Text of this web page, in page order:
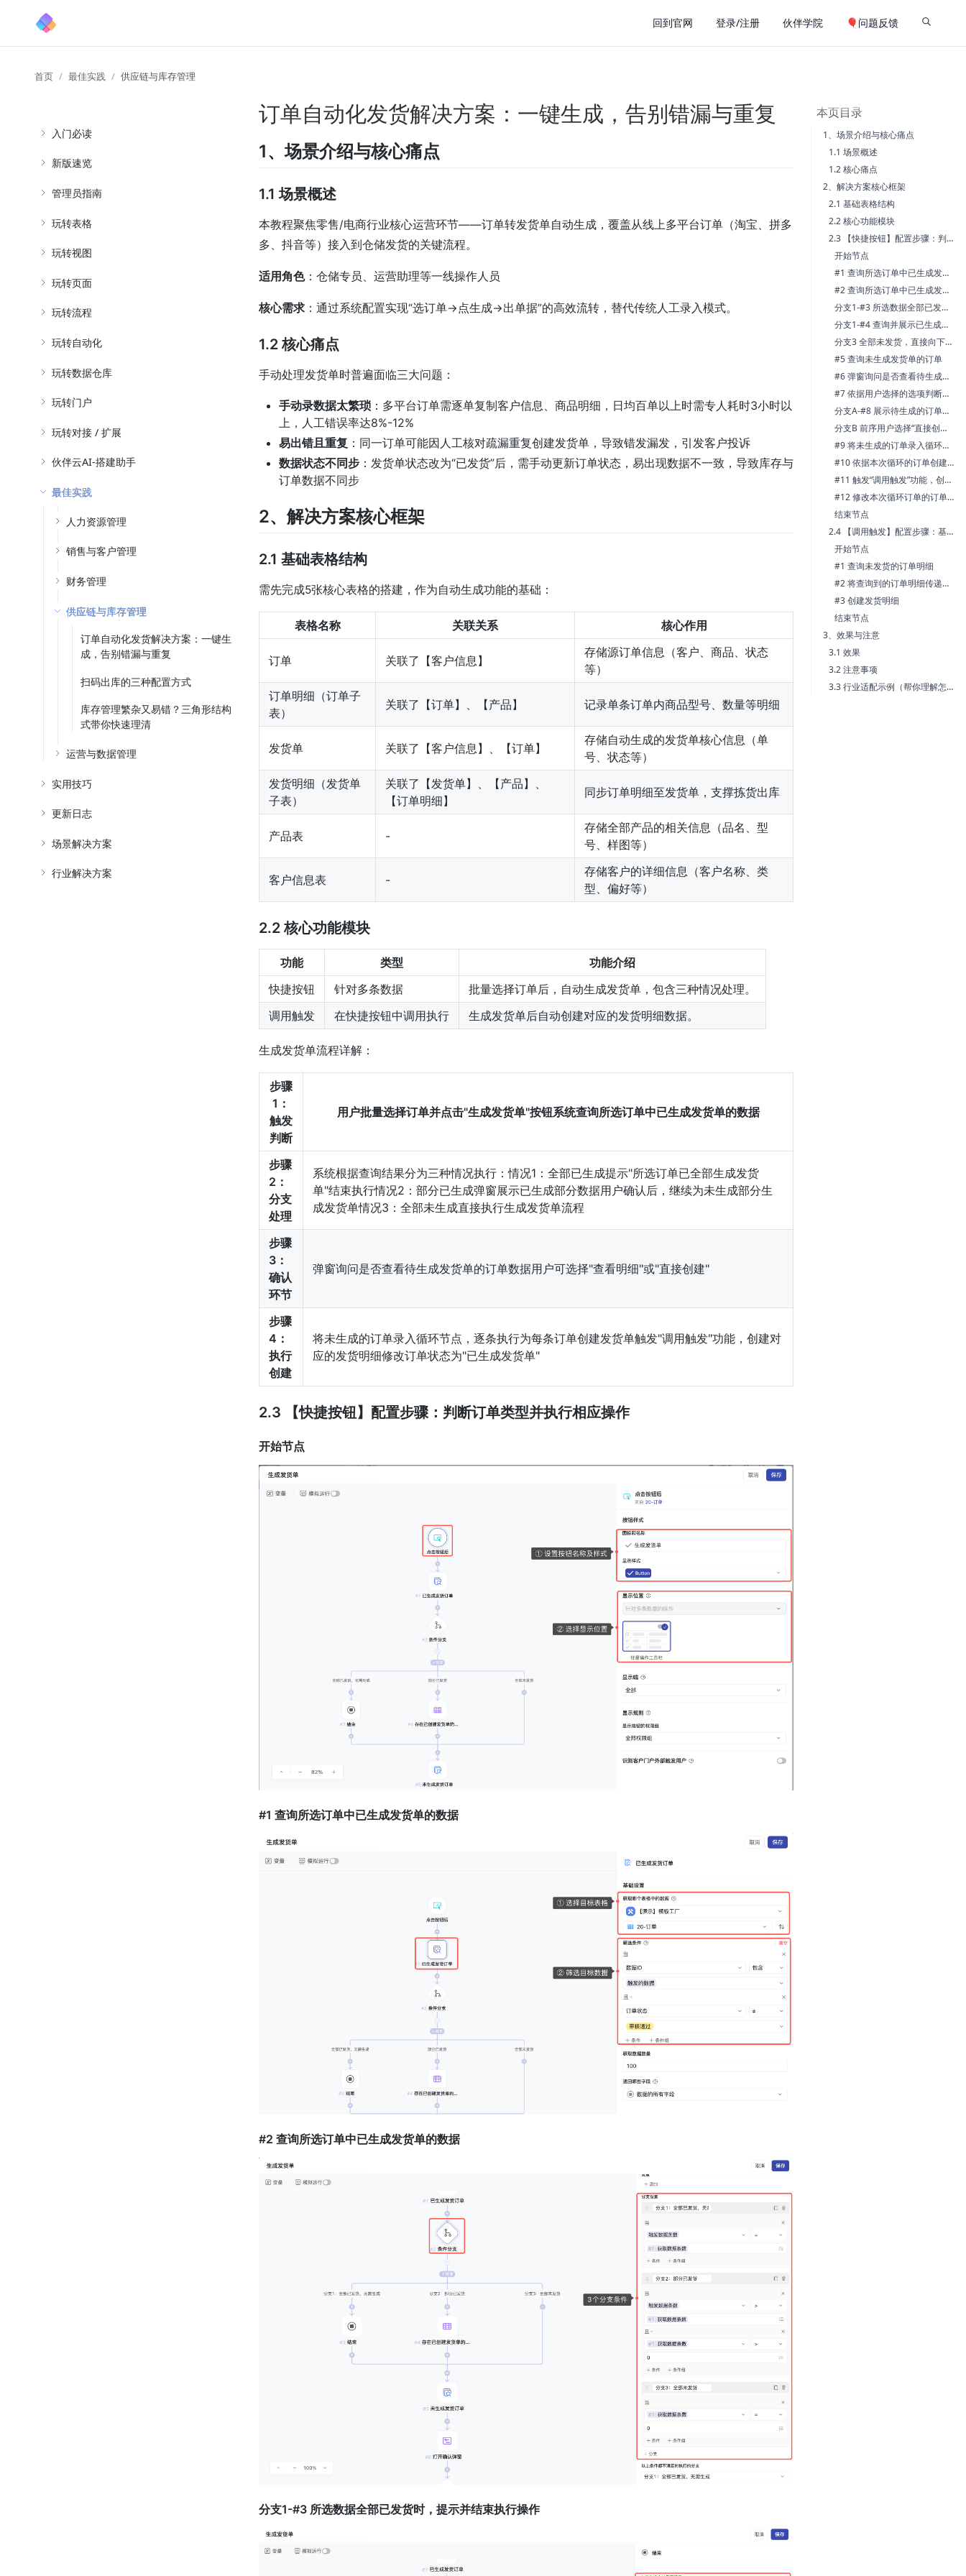
回到官网 登录/注册 伙伴学院 🎈问题反馈
首页 最佳实践 供应链与库存管理
入门必读
新版速览
管理员指南
玩转表格
玩转视图
玩转页面
玩转流程
玩转自动化
玩转数据仓库
玩转门户
玩转对接 / 扩展
伙伴云AI-搭建助手
最佳实践
人力资源管理
销售与客户管理
财务管理
供应链与库存管理
订单自动化发货解决方案：一键生
成，告别错漏与重复
扫码出库的三种配置方式
库存管理繁杂又易错？三角形结构
式带你快速理清
运营与数据管理
实用技巧
更新日志
场景解决方案
行业解决方案
订单自动化发货解决方案：一键生成，告别错漏与重复
1、场景介绍与核心痛点
1.1 场景概述
本教程聚焦零售/电商行业核心运营环节——订单转发货单自动生成，覆盖从线上多平台订单（淘宝、拼多
多、抖音等）接入到仓储发货的关键流程。
适用角色：仓储专员、运营助理等一线操作人员
核心需求 ：通过系统配置实现“选订单→点生成→出单据”的高效流转，替代传统人工录入模式。
1.2 核心痛点
手动处理发货单时普遍面临三大问题：
手动录数据太繁琐 ：多平台订单需逐单复制客户信息、商品明细，日均百单以上时需专人耗时3小时以
上，人工错误率达8%-12%
易出错且重复 ：同一订单可能因人工核对疏漏重复创建发货单，导致错发漏发，引发客户投诉
数据状态不同步 ：发货单状态改为“已发货”后，需手动更新订单状态，易出现数据不一致，导致库存与
订单数据不同步
2、解决方案核心框架
2.1 基础表格结构
需先完成5张核心表格的搭建，作为自动生成功能的基础：
表格名称 关联关系 核心作用
订单 关联了【客户信息】
存储源订单信息（客户、商品、状态
等）
订单明细（订单子
表）
关联了【订单】、【产品】 记录单条订单内商品型号、数量等明细
发货单 关联了【客户信息】、【订单】
存储自动生成的发货单核心信息（单
号、状态等）
发货明细（发货单
子表）
关联了【发货单】、【产品】、
【订单明细】
同步订单明细至发货单，支撑拣货出库
产品表 -
存储全部产品的相关信息（品名、型
号、样图等）
客户信息表 -
存储客户的详细信息（客户名称、类
型、偏好等）
2.2 核心功能模块
功能 类型
功能介绍
快捷按钮
针对多条数据
批量选择订单后，自动生成发货单，包含三种情况处理。
调用触发
在快捷按钮中调用执行 生成发货单后自动创建对应的发货明细数据。
生成发货单流程详解：
步骤
1：
触发
判断
用户批量选择订单并点击"生成发货单"按钮系统查询所选订单中已生成发货单的数据
步骤
2：
分支
处理
系统根据查询结果分为三种情况执行：情况1：全部已生成提示"所选订单已全部生成发货
单"结束执行情况2：部分已生成弹窗展示已生成部分数据用户确认后，继续为未生成部分生
成发货单情况3：全部未生成直接执行生成发货单流程
步骤
3：
确认
环节
弹窗询问是否查看待生成发货单的订单数据用户可选择"查看明细"或"直接创建"
步骤
4：
执行
创建
将未生成的订单录入循环节点，逐条执行为每条订单创建发货单触发"调用触发"功能，创建对
应的发货明细修改订单状态为"已生成发货单"
2.3 【快捷按钮】配置步骤：判断订单类型并执行相应操作
开始节点
#1 查询所选订单中已生成发货单的数据
#2 查询所选订单中已生成发货单的数据
分支1-#3 所选数据全部已发货时，提示并结束执行操作
本页目录
1、场景介绍与核心痛点
1.1 场景概述
1.2 核心痛点
2、解决方案核心框架
2.1 基础表格结构
2.2 核心功能模块
2.3 【快捷按钮】配置步骤：判断订单类型并执行相应操作
开始节点
#1 查询所选订单中已生成发货单的数据
#2 查询所选订单中已生成发货单的数据
分支1-#3 所选数据全部已发货时，提示并结束执行操作
分支1-#4 查询并展示已生成过发货单的订单
分支3 全部未发货，直接向下执行#5
#5 查询未生成发货单的订单
#6 弹窗询问是否查看待生成发货单的订单数据
#7 依据用户选择的选项判断流转分支
分支A-#8 展示待生成的订单数据
分支B 前序用户选择“直接创建"则直接向下执行#9
#9 将未生成的订单录入循环节点，逐条执行
#10 依据本次循环的订单创建发货单
#11 触发“调用触发”功能，创建前序发货单对应的发货明细
#12 修改本次循环订单的订单状态
结束节点
2.4 【调用触发】配置步骤：基于进入循环的订单及新建的发货单，生成发货明细
开始节点
#1 查询未发货的订单明细
#2 将查询到的订单明细传递到循环中，逐条执行
#3 创建发货明细
结束节点
3、效果与注意
3.1 效果
3.2 注意事项
3.3 行业适配示例（帮你理解怎么换）